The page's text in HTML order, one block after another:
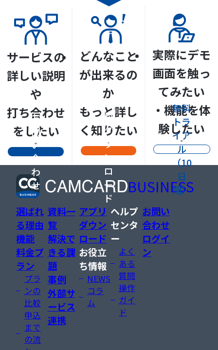
サービスの
詳しい説明
や
打ち合わせ
をしたい
お
問
い
合
わ
せ
どんなこと
が出来るの
か
もっと詳し
く知りたい
資
料
ダ
ウ
ン
ロ
ー
ド
実際にデモ
画面を触っ
てみたい
・機能を体
験したい
無料
トラ
イア
ル
（10
日
間）
BUSINESS
選ばれ
る理由
機能
料金プ
ラン
プラ
ンの
比較
申込
まで
の流
資料一
覧
解決で
きる課
題
事例
外部サ
ービス
連携
アプリ
ダウン
ロード
お役立
ち情報
NEWS
コラ
ム
ヘルプ
センタ
ー
よく
ある
質問
操作
ガイ
ド
お問い
合わせ
ログイ
ン